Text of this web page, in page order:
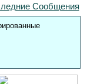
Сообщения